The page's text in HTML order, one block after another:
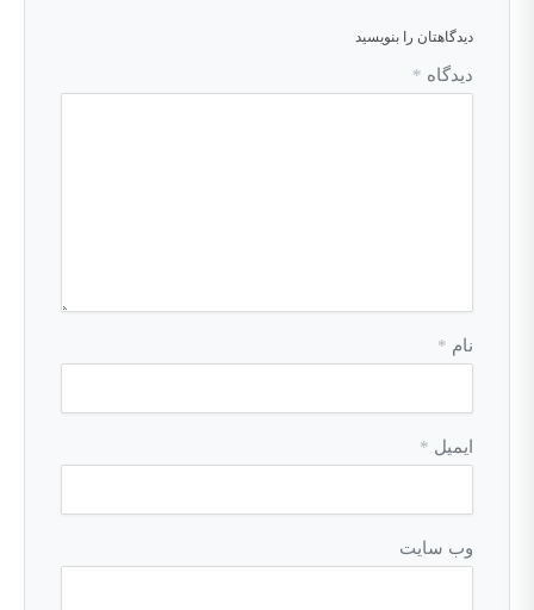
دیدگاهتان را بنویسید
دیدگاه *
نام *
ایمیل *
وب‌ سایت